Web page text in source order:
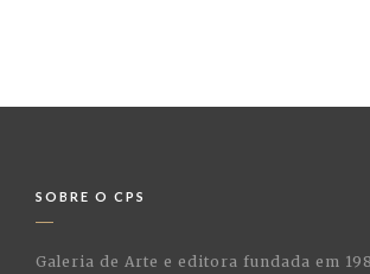
SOBRE O CPS
Galeria de Arte e editora fundada em